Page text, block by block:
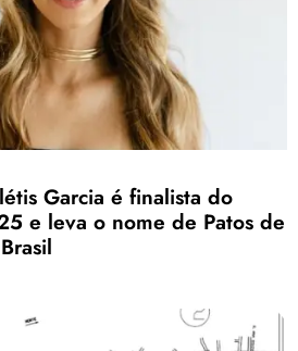
Garcia é finalista do
e leva o nome de Patos de